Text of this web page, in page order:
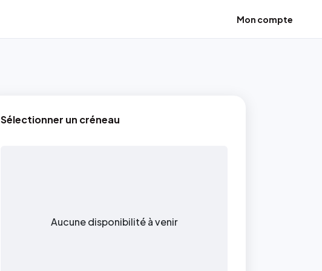
Mon compte
Sélectionner un créneau
Aucune disponibilité à venir